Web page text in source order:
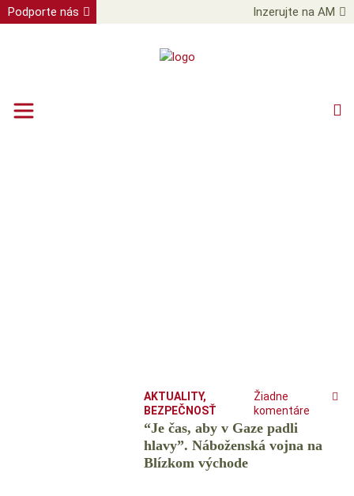
Podporte nás Inzerujte na AM
AKTUALITY,
BEZPEČNOSŤ
Žiadne
komentáre
“Je čas, aby v Gaze padli
hlavy”. Náboženská vojna na
Blízkom východe